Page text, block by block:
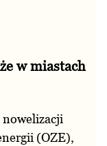
w miastach
nowelizacji
(OZE),